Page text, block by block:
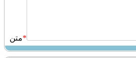
متن*